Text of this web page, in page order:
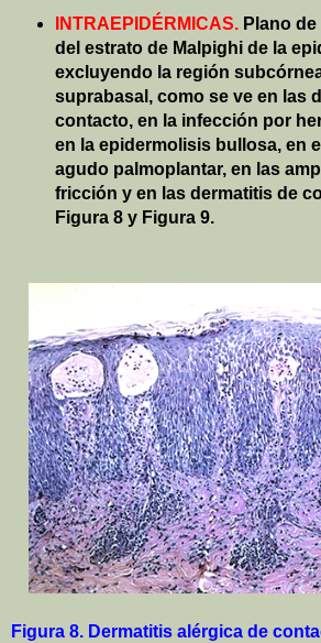
INTRAEPIDÉRMICAS.Plano de
del estrato de Malpighi de la
excluyendo la región
suprabasal, como se ve en las
contacto, en la infección por
en la epidermolisis bullosa, en
agudo palmoplantar, en las
fricción y en las dermatitis de
Figura 8 y Figura 9.
Figura 8. Dermatitis alérgica de